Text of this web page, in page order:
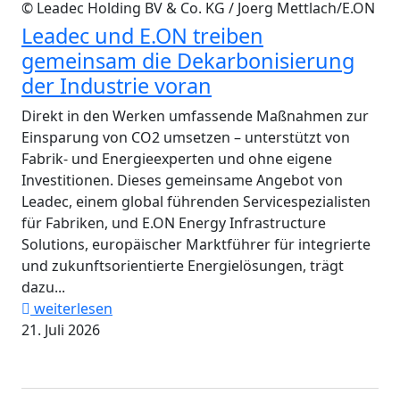
© Leadec Holding BV & Co. KG / Joerg Mettlach/E.ON
Leadec und E.ON treiben
gemeinsam die Dekarbonisierung
der Industrie voran
Direkt in den Werken umfassende Maßnahmen zur
Einsparung von CO2 umsetzen – unterstützt von
Fabrik- und Energieexperten und ohne eigene
Investitionen. Dieses gemeinsame Angebot von
Leadec, einem global führenden Servicespezialisten
für Fabriken, und E.ON Energy Infrastructure
Solutions, europäischer Marktführer für integrierte
und zukunftsorientierte Energielösungen, trägt
dazu...
weiterlesen
21. Juli 2026